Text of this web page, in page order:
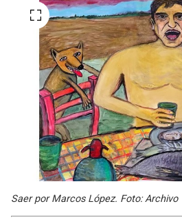
Saer por Marcos López. Foto: Archivo